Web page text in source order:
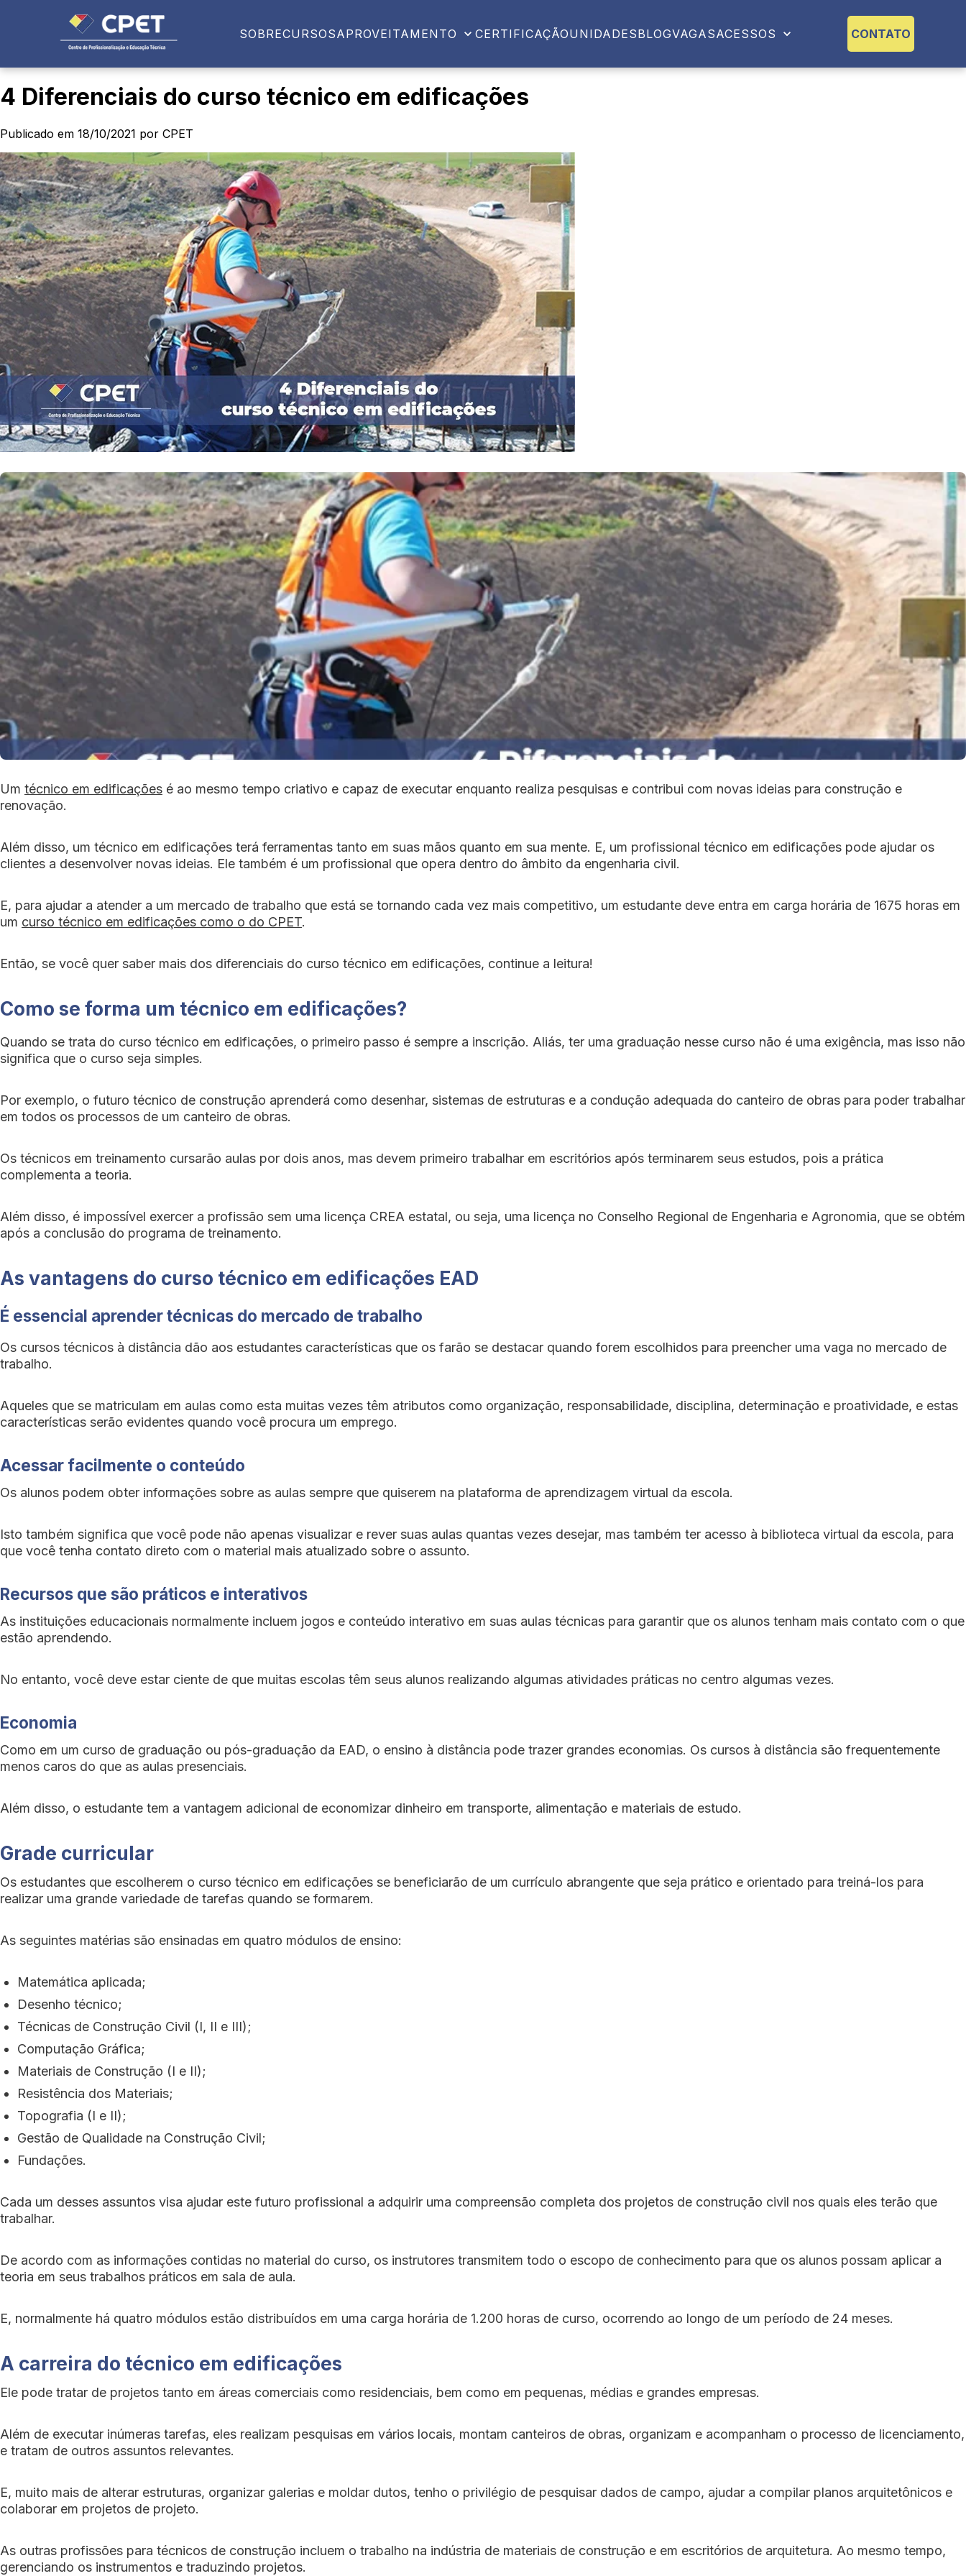
SOBRECURSOSAPROVEITAMENTO CERTIFICAÇÃOUNIDADESBLOGVAGASACESSOS CONTATO
4 Diferenciais do curso técnico em edificações
Publicado em 18/10/2021 por CPET
Um técnico em edificações é ao mesmo tempo criativo e capaz de executar enquanto realiza pesquisas e contribui com novas ideias para construção e
renovação.
Além disso, um técnico em edificações terá ferramentas tanto em suas mãos quanto em sua mente. E, um profissional técnico em edificações pode ajudar os
clientes a desenvolver novas ideias. Ele também é um profissional que opera dentro do âmbito da engenharia civil.
E, para ajudar a atender a um mercado de trabalho que está se tornando cada vez mais competitivo, um estudante deve entra em carga horária de 1675 horas em
um curso técnico em edificações como o do CPET.
Então, se você quer saber mais dos diferenciais do curso técnico em edificações, continue a leitura!
Como se forma um técnico em edificações?
Quando se trata do curso técnico em edificações, o primeiro passo é sempre a inscrição. Aliás, ter uma graduação nesse curso não é uma exigência, mas isso não
significa que o curso seja simples.
Por exemplo, o futuro técnico de construção aprenderá como desenhar, sistemas de estruturas e a condução adequada do canteiro de obras para poder trabalhar
em todos os processos de um canteiro de obras.
Os técnicos em treinamento cursarão aulas por dois anos, mas devem primeiro trabalhar em escritórios após terminarem seus estudos, pois a prática
complementa a teoria.
Além disso, é impossível exercer a profissão sem uma licença CREA estatal, ou seja, uma licença no Conselho Regional de Engenharia e Agronomia, que se obtém
após a conclusão do programa de treinamento.
As vantagens do curso técnico em edificações EAD
É essencial aprender técnicas do mercado de trabalho
Os cursos técnicos à distância dão aos estudantes características que os farão se destacar quando forem escolhidos para preencher uma vaga no mercado de
trabalho.
Aqueles que se matriculam em aulas como esta muitas vezes têm atributos como organização, responsabilidade, disciplina, determinação e proatividade, e estas
características serão evidentes quando você procura um emprego.
Acessar facilmente o conteúdo
Os alunos podem obter informações sobre as aulas sempre que quiserem na plataforma de aprendizagem virtual da escola.
Isto também significa que você pode não apenas visualizar e rever suas aulas quantas vezes desejar, mas também ter acesso à biblioteca virtual da escola, para
que você tenha contato direto com o material mais atualizado sobre o assunto.
Recursos que são práticos e interativos
As instituições educacionais normalmente incluem jogos e conteúdo interativo em suas aulas técnicas para garantir que os alunos tenham mais contato com o que
estão aprendendo.
No entanto, você deve estar ciente de que muitas escolas têm seus alunos realizando algumas atividades práticas no centro algumas vezes.
Economia
Como em um curso de graduação ou pós-graduação da EAD, o ensino à distância pode trazer grandes economias. Os cursos à distância são frequentemente
menos caros do que as aulas presenciais.
Além disso, o estudante tem a vantagem adicional de economizar dinheiro em transporte, alimentação e materiais de estudo.
Grade curricular
Os estudantes que escolherem o curso técnico em edificações se beneficiarão de um currículo abrangente que seja prático e orientado para treiná-los para
realizar uma grande variedade de tarefas quando se formarem.
As seguintes matérias são ensinadas em quatro módulos de ensino:
Matemática aplicada;
Desenho técnico;
Técnicas de Construção Civil (I, II e III);
Computação Gráfica;
Materiais de Construção (I e II);
Resistência dos Materiais;
Topografia (I e II);
Gestão de Qualidade na Construção Civil;
Fundações.
Cada um desses assuntos visa ajudar este futuro profissional a adquirir uma compreensão completa dos projetos de construção civil nos quais eles terão que
trabalhar.
De acordo com as informações contidas no material do curso, os instrutores transmitem todo o escopo de conhecimento para que os alunos possam aplicar a
teoria em seus trabalhos práticos em sala de aula.
E, normalmente há quatro módulos estão distribuídos em uma carga horária de 1.200 horas de curso, ocorrendo ao longo de um período de 24 meses.
A carreira do técnico em edificações
Ele pode tratar de projetos tanto em áreas comerciais como residenciais, bem como em pequenas, médias e grandes empresas.
Além de executar inúmeras tarefas, eles realizam pesquisas em vários locais, montam canteiros de obras, organizam e acompanham o processo de licenciamento,
e tratam de outros assuntos relevantes.
E, muito mais de alterar estruturas, organizar galerias e moldar dutos, tenho o privilégio de pesquisar dados de campo, ajudar a compilar planos arquitetônicos e
colaborar em projetos de projeto.
As outras profissões para técnicos de construção incluem o trabalho na indústria de materiais de construção e em escritórios de arquitetura. Ao mesmo tempo,
gerenciando os instrumentos e traduzindo projetos.